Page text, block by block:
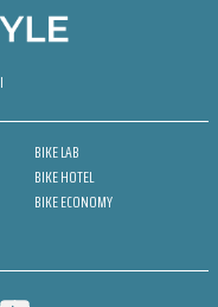
BIKE LAB
BIKE HOTEL
BIKE ECONOMY